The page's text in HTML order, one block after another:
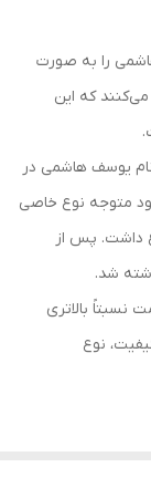
را به صورت
که این
یوسف هاشمی در
خود متوجه نوع خاصی
داشت. پس از
شد.
نسبتاً بالاتری
نوع